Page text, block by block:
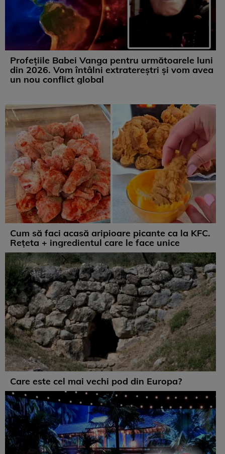
Profețiile Babei Vanga pentru următoarele luni
din 2026. Vom întâlni extratereștri și vom avea
un nou conflict global
Cum să faci acasă aripioare picante ca la KFC.
Rețeta + ingredientul care le face unice
Care este cel mai vechi pod din Europa?